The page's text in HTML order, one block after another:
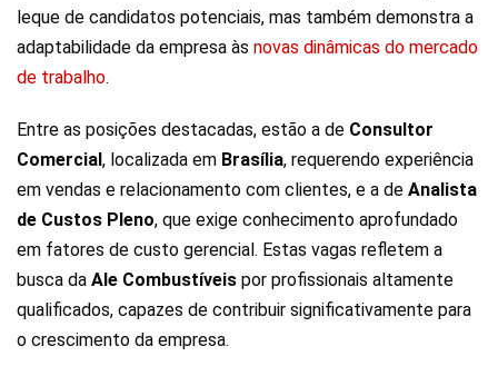
leque de candidatos potenciais, mas também demonstra a
adaptabilidade da empresa às novas dinâmicas do mercado
de trabalho.
Entre as posições destacadas, estão a de Consultor
Comercial , localizada em Brasília, requerendo experiência
em vendas e relacionamento com clientes, e a de Analista
de Custos Pleno, que exige conhecimento aprofundado
em fatores de custo gerencial. Estas vagas refletem a
busca da Ale Combustíveis por profissionais altamente
qualificados, capazes de contribuir significativamente para
o crescimento da empresa.